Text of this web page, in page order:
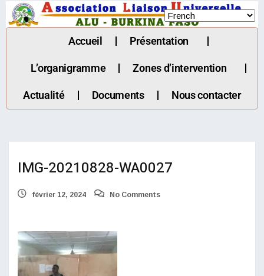
Accueil Présentation
L’organigramme Zones d’intervention
Actualité Documents Nous contacter
IMG-20210828-WA0027
février 12, 2024 No Comments